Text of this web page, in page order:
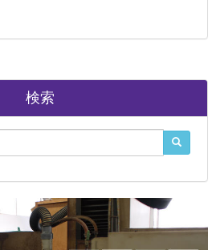
検索